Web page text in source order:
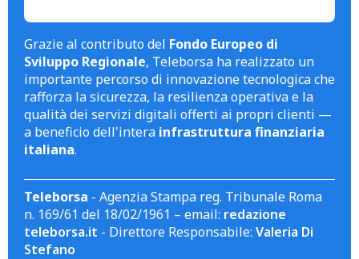
Grazie al contributo del Fondo Europeo di
Sviluppo Regionale, Teleborsa ha realizzato un
importante percorso di innovazione tecnologica che
rafforza la sicurezza, la resilienza operativa e la
qualità dei servizi digitali offerti ai propri clienti —
a beneficio dell'intera infrastruttura finanziaria
italiana.
Teleborsa - Agenzia Stampa reg. Tribunale Roma
n. 169/61 del 18/02/1961 – email: redazione
teleborsa.it - Direttore Responsabile: Valeria Di
Stefano